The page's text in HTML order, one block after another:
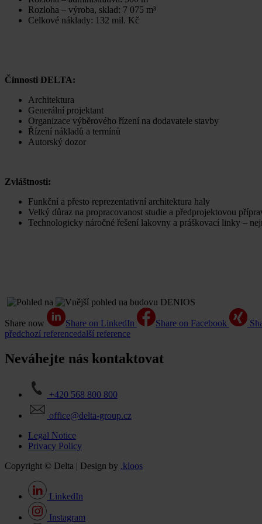
Rozloha – výroba, sklad: 7 075 m³
Celkové náklady: 132 mil. Kč
Činnosti DELTA:
Architektura
Generální projektant
Organizace výběrového řízení na dodavatele stavby
Řízení nákladů a termínů
Autorský dozor
Zvláštnosti:
Funkční a přesto reprezentativní architektura haly
Velký důraz na propracovanost studie a předprojektovou
Technologicky náročné řešení lakovny a práškovací linky –
Share now Share on LinkedIn Share on Facebook
předchozí referencedalší reference
Neváhejte nás kontaktovat
+420 568 800 800
office@delta-group.cz
Legal Notice
Privacy Policy
Copyright © Delta | Design by .kloos
LinkedIn
Instagram